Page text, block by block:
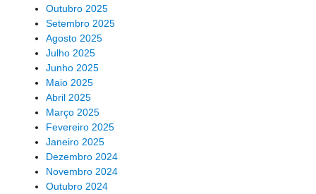
Outubro 2025
Setembro 2025
Agosto 2025
Julho 2025
Junho 2025
Maio 2025
Abril 2025
Março 2025
Fevereiro 2025
Janeiro 2025
Dezembro 2024
Novembro 2024
Outubro 2024